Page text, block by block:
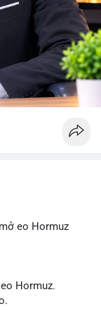
eo Hormuz
Hormuz.